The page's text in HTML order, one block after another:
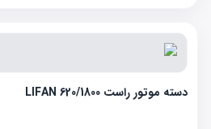
دسته موتور راست LIFAN 620/1800